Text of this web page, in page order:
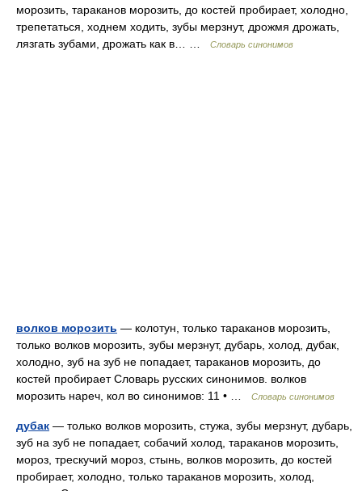
морозить, тараканов морозить, до костей пробирает, холодно,
трепетаться, ходнем ходить, зубы мерзнут, дрожмя дрожать,
лязгать зубами, дрожать как в… …
Словарь синонимов
волков морозить — колотун, только тараканов морозить,
только волков морозить, зубы мерзнут, дубарь, холод, дубак,
холодно, зуб на зуб не попадает, тараканов морозить, до
костей пробирает Словарь русских синонимов. волков
морозить нареч, кол во синонимов: 11 • …
Словарь синонимов
дубак — только волков морозить, стужа, зубы мерзнут, дубарь,
зуб на зуб не попадает, собачий холод, тараканов морозить,
мороз, трескучий мороз, стынь, волков морозить, до костей
пробирает, холодно, только тараканов морозить, холод,